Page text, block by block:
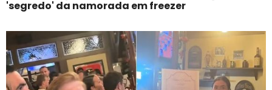
'segredo' da namorada em freezer